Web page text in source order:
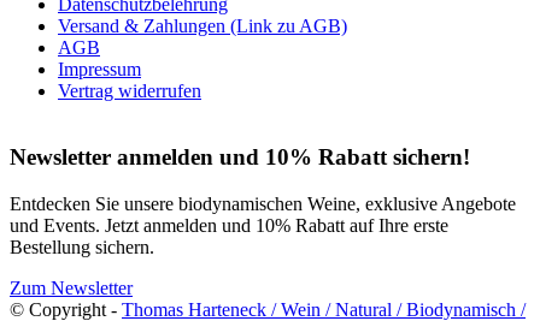
Datenschutzbelehrung
Versand & Zahlungen (Link zu AGB)
AGB
Impressum
Vertrag widerrufen
Newsletter anmelden und 10% Rabatt sichern!
Entdecken Sie unsere biodynamischen Weine, exklusive Angebote
und Events. Jetzt anmelden und 10% Rabatt auf Ihre erste
Bestellung sichern.
Zum Newsletter
© Copyright - Thomas Harteneck / Wein / Natural / Biodynamisch /